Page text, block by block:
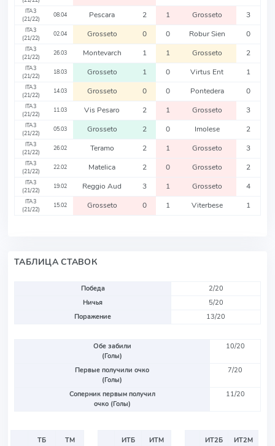
ITA3
(21/22)
08.04 Pescara 2 1 Grosseto 3
ITA3
(21/22)
02.04 Grosseto 0 0 Robur Sien 0
ITA3
(21/22)
26.03 Montevarch 1 1 Grosseto 2
ITA3
(21/22)
18.03 Grosseto 1 0 Virtus Ent 1
ITA3
(21/22)
14.03 Grosseto 0 0 Pontedera 0
ITA3
(21/22)
11.03 Vis Pesaro 2 1 Grosseto 3
ITA3
(21/22)
05.03 Grosseto 2 0 Imolese 2
ITA3
(21/22)
26.02 Teramo 2 1 Grosseto 3
ITA3
(21/22)
22.02 Matelica 2 0 Grosseto 2
ITA3
(21/22)
19.02 Reggio Aud 3 1 Grosseto 4
ITA3
(21/22)
15.02 Grosseto 0 1 Viterbese 1
ТАБЛИЦА СТАВОК
Победа
2/20
Ничья
5/20
Поражение
13/20
Обе забили
(Голы)
10/20
Первые получили очко
(Голы)
7/20
Соперник первым получил
очко (Голы)
11/20
ТБ
ТМ
ИТБ
ИТМ
ИТ2Б
ИТ2М